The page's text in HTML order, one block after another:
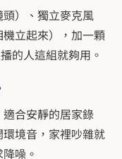
）、獨立麥克風
機立起來），加一顆
的人這組就夠用。
合安靜的居家錄
境音，家裡吵雜就
噪。